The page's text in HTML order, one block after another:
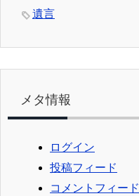
遺言
メタ情報
ログイン
投稿フィード
コメントフィード